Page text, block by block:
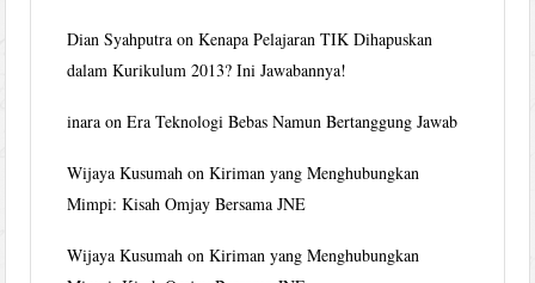
Dian Syahputra onKenapa Pelajaran TIK Dihapuskan
dalam Kurikulum 2013? Ini Jawabannya!
inara onEra Teknologi Bebas Namun Bertanggung Jawab
Wijaya Kusumah onKiriman yang Menghubungkan
Mimpi: Kisah Omjay Bersama JNE
Wijaya Kusumah onKiriman yang Menghubungkan